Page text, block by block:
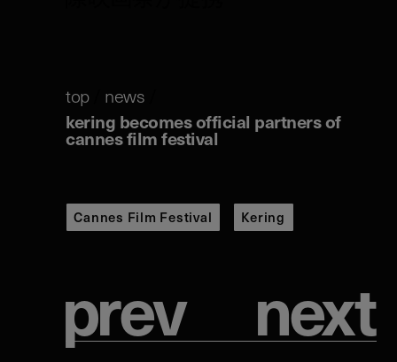
top/ news
kering becomes official partners of
cannes film festival
Cannes Film Festival Kering
prev next